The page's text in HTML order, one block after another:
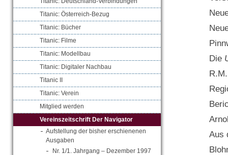
Titanic: Österreich-Bezug
Titanic: Bücher
Titanic: Filme
Titanic: Modellbau
Titanic: Digitaler Nachbau
Titanic II
Titanic: Verein
Mitglied werden
Vereinszeitschrift Der Navigator
Aufstellung der bisher erschienenen
Ausgaben
Nr. 1/1. Jahrgang – Dezember 1997
Die
Aus